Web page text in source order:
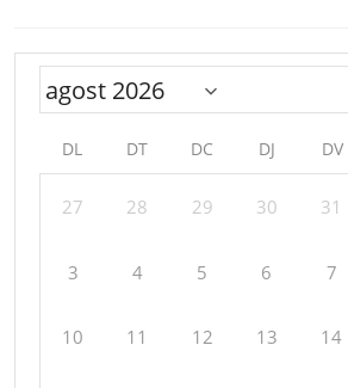
DL DT DC DJ DV
27 28 29 30 31
3 4 5 6 7
10 11 12 13 14